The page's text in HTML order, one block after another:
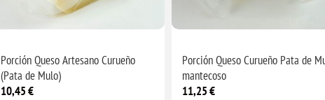
Porción Queso Artesano Curueño
(Pata de Mulo)
10,45 €
Porción Queso Curueño Pata de
mantecoso
11,25 €